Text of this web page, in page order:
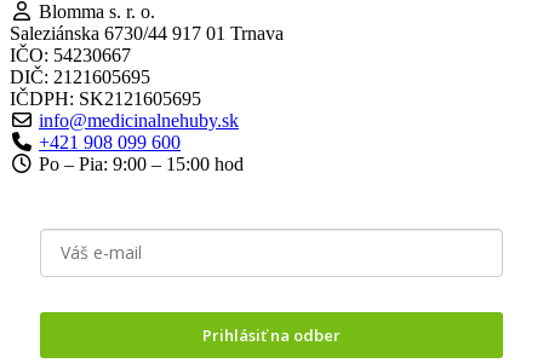
Blomma s. r. o.
Saleziánska 6730/44 917 01 Trnava
IČO: 54230667
DIČ: 2121605695
IČDPH: SK2121605695
info@medicinalnehuby.sk
+421 908 099 600
Po – Pia: 9:00 – 15:00 hod
Prihlásiť na odber